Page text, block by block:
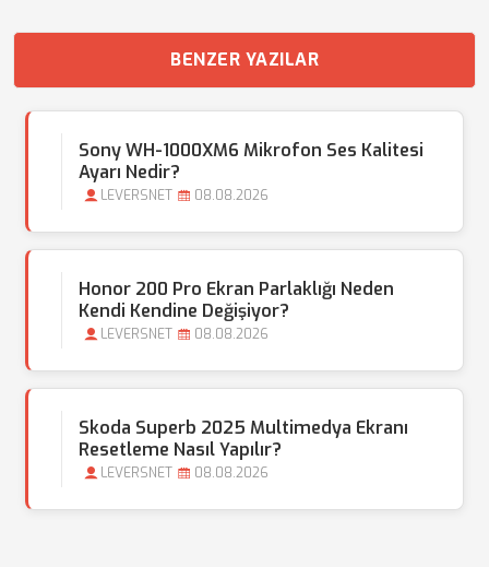
BENZER YAZILAR
Sony WH-1000XM6 Mikrofon Ses Kalitesi
Ayarı Nedir?
LEVERSNET 08.08.2026
Honor 200 Pro Ekran Parlaklığı Neden
Kendi Kendine Değişiyor?
LEVERSNET 08.08.2026
Skoda Superb 2025 Multimedya Ekranı
Resetleme Nasıl Yapılır?
LEVERSNET 08.08.2026